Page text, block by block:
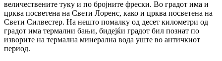
величествените туку и по бројните фрески. Во градот има и
црква посветена на Свети Лоренс, како и црква посветена на
Свети Силвестер. На нешто помалку од десет километри од
градот има термални бањи, бидејќи градот бил познат по
изворите на термална минерална вода уште во античкиот
период.